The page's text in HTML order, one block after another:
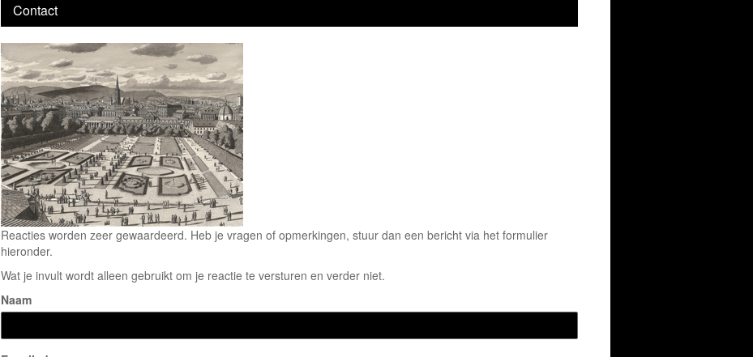
Contact
Reacties worden zeer gewaardeerd. Heb je vragen of opmerkingen, stuur dan een bericht via het formulier
hieronder.
Wat je invult wordt alleen gebruikt om je reactie te versturen en verder niet.
Naam